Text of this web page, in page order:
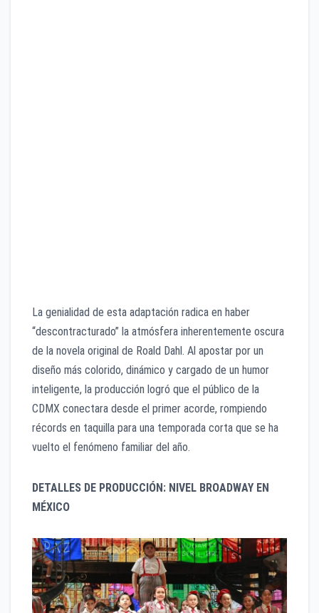
La genialidad de esta adaptación radica en haber
“descontracturado” la atmósfera inherentemente oscura
de la novela original de Roald Dahl. Al apostar por un
diseño más colorido, dinámico y cargado de un humor
inteligente, la producción logró que el público de la
CDMX conectara desde el primer acorde, rompiendo
récords en taquilla para una temporada corta que se ha
vuelto el fenómeno familiar del año.
DETALLES DE PRODUCCIÓN: NIVEL BROADWAY EN
MÉXICO